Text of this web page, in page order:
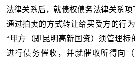
法律关系后，就债权债务法律关系项
通过拍卖的方式转让给买受方的行
“甲方（即昆明高新国资）须管理标
进行债务催收，并就催收所得向